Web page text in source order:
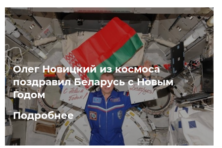
Олег Новицкий из космоса
поздравил Беларусь с Новым
Годом
Подробнее